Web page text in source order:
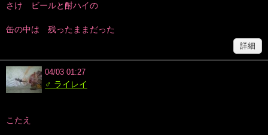
さけ ビールと酎ハイの
缶の中は 残ったままだった
詳細
04/03 01:27
♂ ライレイ
こたえ